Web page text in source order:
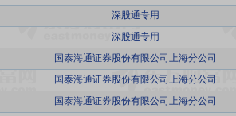
深股通专用
深股通专用
国泰海通证券股份有限公司上海分公司
国泰海通证券股份有限公司上海分公司
国泰海通证券股份有限公司上海分公司